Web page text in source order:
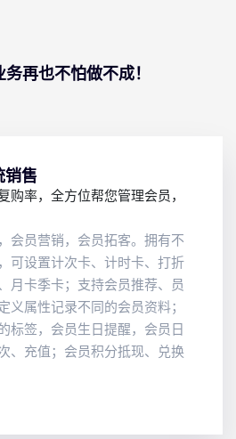
再也不怕做不成！
销售
购率，全方位帮您管理会员，
会员营销，会员拓客。拥有不
可设置计次卡、计时卡、打折
月卡季卡；支持会员推荐、员
义属性记录不同的会员资料；
标签，会员生日提醒，会员日
、充值；会员积分抵现、兑换